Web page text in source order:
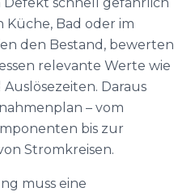
Küche, Bad oder im
den Bestand, bewerten
relevante Werte wie
Daraus
– vom
bis zur
Stromkreisen.
muss eine